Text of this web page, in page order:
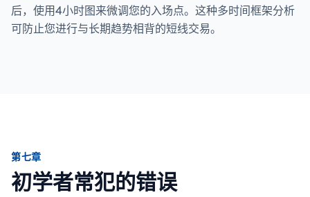
后，使用4小时图来微调您的入场点。这种多时间框架分析
可防止您进行与长期趋势相背的短线交易。
第七章
初学者常犯的错误